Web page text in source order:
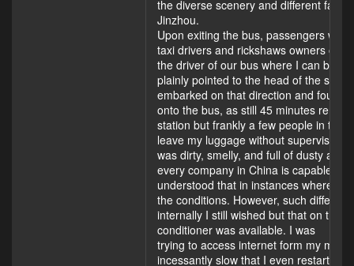
the diverse scenery and different
Jinzhou.
Upon exiting the bus, passengers
taxi drivers and rickshaws owners of
the driver of our bus where I can buy
plainly pointed to the head of the
embarked on that direction and found
onto the bus, as still 45 minutes
station but frankly a few people in the
leave my luggage without
was dirty, smelly, and full of dusty and
every company in China is capable of
understood that in instances where
the conditions. However, such
internally I still wished but that on this
conditioner was available. I was
trying to access internet form my
incessantly slow that I even restarted